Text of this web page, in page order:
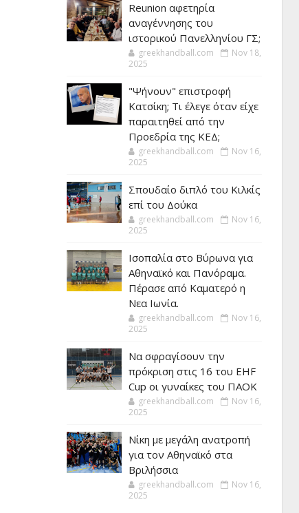
Reunion αφετηρία
αναγέννησης του
ιστορικού Πανελληνίου ΓΣ;
greekhandball.com
Nov 18,
2025
"Ψήνουν" επιστροφή
Κατσίκη; Τι έλεγε όταν είχε
παραιτηθεί από την
Προεδρία της ΚΕΔ;
greekhandball.com
Nov 16,
2025
Σπουδαίο διπλό του Κιλκίς
επί του Δούκα
greekhandball.com
Nov 16,
2025
Ισοπαλία στο Βύρωνα για
Αθηναϊκό και Πανόραμα.
Πέρασε από Καματερό η
Νεα Ιωνία.
greekhandball.com
Nov 16,
2025
Να σφραγίσουν την
πρόκριση στις 16 του EHF
Cup οι γυναίκες του ΠΑΟΚ
greekhandball.com
Nov 16,
2025
Νίκη με μεγάλη ανατροπή
για τον Αθηναϊκό στα
Βριλήσσια
greekhandball.com
Nov 16,
2025